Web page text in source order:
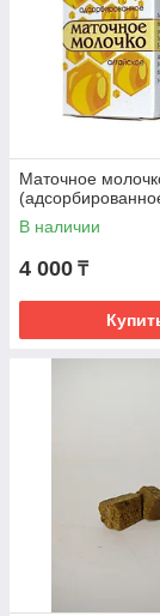
Маточное
В наличии
4 000 ₸